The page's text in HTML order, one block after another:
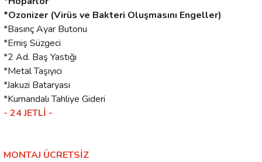
*Ozonizer (Virüs ve Bakteri Oluşmasını Engeller)
*Basınç Ayar Butonu
*Emiş Süzgeci
*2 Ad. Baş Yastığı
*Metal Taşıyıcı
*Jakuzi Bataryası
*Kumandalı Tahliye Gideri
- 24 JETLİ -
MONTAJ ÜCRETSİZ